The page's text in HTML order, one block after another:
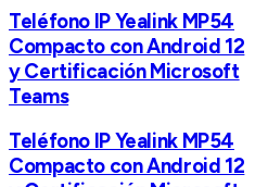
Teléfono IP Yealink MP54
Compacto con Android 12
y Certificación Microsoft
Teams
Teléfono IP Yealink MP54
Compacto con Android 12